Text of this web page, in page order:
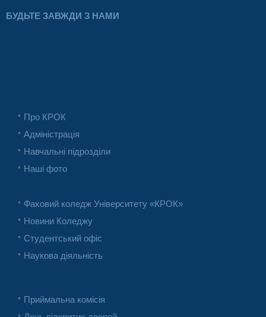
БУДЬТЕ ЗАВЖДИ З НАМИ
Про КРОК
Адміністрація
Навчальні підрозділи
Наші фото
Фаховий коледж Університету «КРОК»
Новини Коледжу
Студентський офіс
Наукова діяльність
Приймальна комісія